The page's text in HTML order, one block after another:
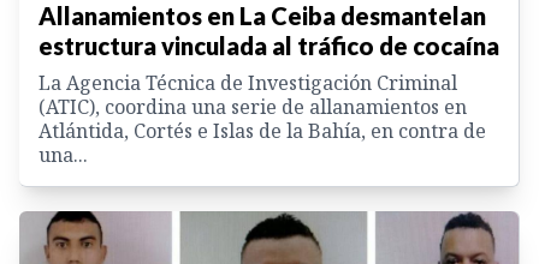
Allanamientos en La Ceiba desmantelan
estructura vinculada al tráfico de cocaína
La Agencia Técnica de Investigación Criminal
(ATIC), coordina una serie de allanamientos en
Atlántida, Cortés e Islas de la Bahía, en contra de
una...